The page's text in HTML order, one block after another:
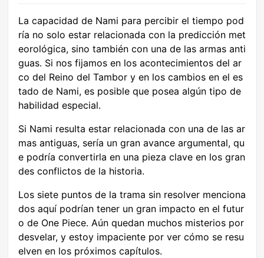
La capacidad de Nami para percibir el tiempo pod
ría no solo estar relacionada con la predicción met
eorológica, sino también con una de las armas anti
guas. Si nos fijamos en los acontecimientos del ar
co del Reino del Tambor y en los cambios en el es
tado de Nami, es posible que posea algún tipo de
habilidad especial.
Si Nami resulta estar relacionada con una de las ar
mas antiguas, sería un gran avance argumental, qu
e podría convertirla en una pieza clave en los gran
des conflictos de la historia.
Los siete puntos de la trama sin resolver menciona
dos aquí podrían tener un gran impacto en el futur
o de One Piece. Aún quedan muchos misterios por
desvelar, y estoy impaciente por ver cómo se resu
elven en los próximos capítulos.